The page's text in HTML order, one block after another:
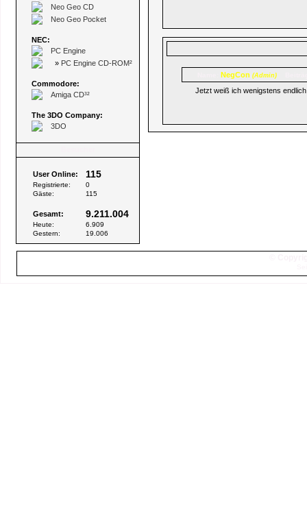
Neo Geo CD
Neo Geo Pocket
NEC:
PC Engine
» PC Engine CD-ROM²
Commodore:
Amiga CD³²
The 3DO Company:
3DO
User Online: 115
Registrierte:
0
Gäste:
115
Gesamt: 9.211.004
Heute:
6.909
Gestern:
19.006
NegCon (Admin)
Jetzt weiß ich wenigstens